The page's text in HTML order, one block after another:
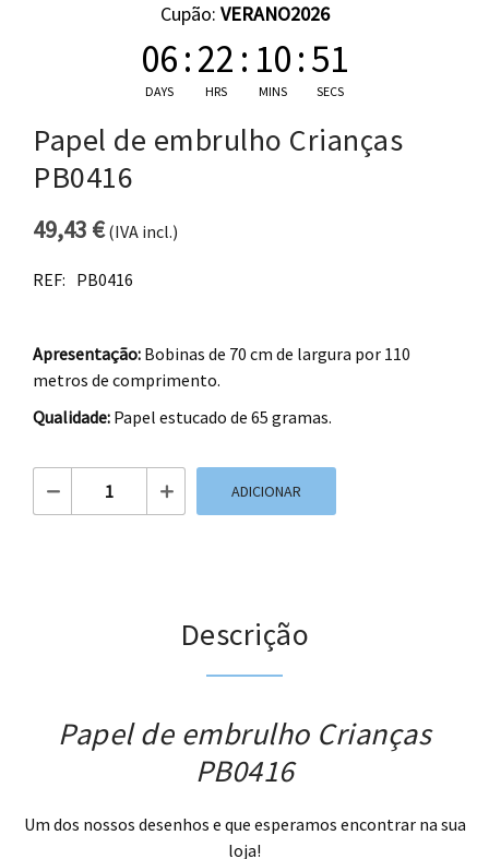
Cupão: VERANO2026
06
DAYS
:22
HRS
: 10
MINS
:50
SECS
Papel de embrulho Crianças
PB0416
49,43 €(IVA incl.)
REF: PB0416
Apresentação: Bobinas de 70 cm de largura por 110
metros de comprimento.
Qualidade: Papel estucado de 65 gramas.
Quantidade de Papel de embrulho Crianças PB0416
ADICIONAR
Descrição
Papel de embrulho Crianças
PB0416
Um dos nossos desenhos e que esperamos encontrar na sua
loja!